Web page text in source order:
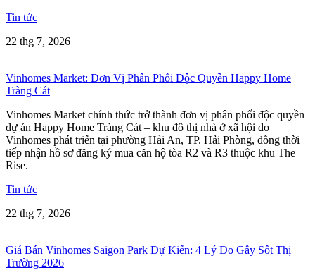
Tin tức
22 thg 7, 2026
Vinhomes Market: Đơn Vị Phân Phối Độc Quyền Happy Home
Tràng Cát
Vinhomes Market chính thức trở thành đơn vị phân phối độc quyền
dự án Happy Home Tràng Cát – khu đô thị nhà ở xã hội do
Vinhomes phát triển tại phường Hải An, TP. Hải Phòng, đồng thời
tiếp nhận hồ sơ đăng ký mua căn hộ tòa R2 và R3 thuộc khu The
Rise.
Tin tức
22 thg 7, 2026
Giá Bán Vinhomes Saigon Park Dự Kiến: 4 Lý Do Gây Sốt Thị
Trường 2026